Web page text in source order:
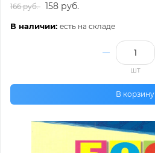
166 руб. 158 руб.
В наличии: есть на складе
шт
В корзину